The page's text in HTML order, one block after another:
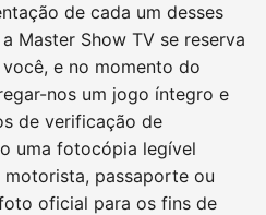
de cada um desses
Master Show TV se reserva
e no momento do
nos um jogo íntegro e
de verificação de
uma fotocópia legível
passaporte ou
oficial para os fins de